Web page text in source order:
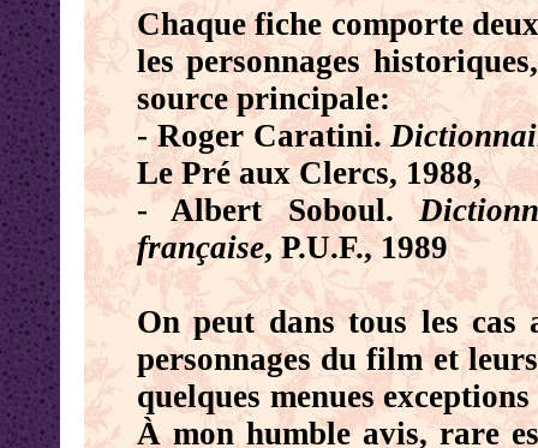
Chaque fiche comporte
les personnages
source principale:
- Roger Caratini.
Le Pré aux Clercs, 1988,
- Albert Soboul.
française, P.U.F., 1989
On peut dans tous les cas
personnages du film et
quelques menues
À mon humble avis, rare